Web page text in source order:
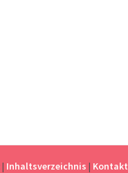
| Inhaltsverzeichnis | Kontakt